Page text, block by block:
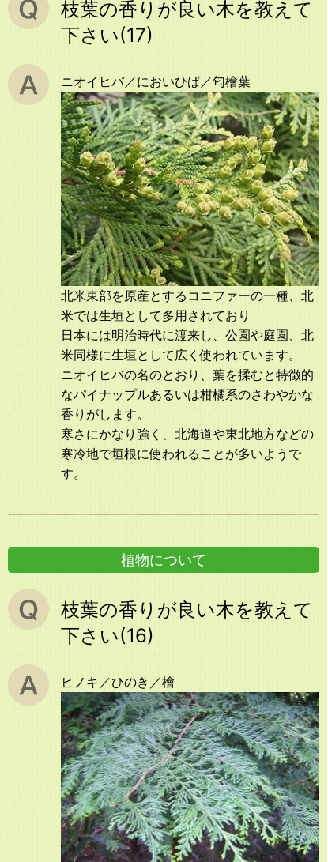
枝葉の香りが良い木を教えて
下さい(17)
ニオイヒバ／においひば／匂檜葉
北米東部を原産とするコニファーの一種、北
米では生垣として多用されており
日本には明治時代に渡来し、公園や庭園、北
米同様に生垣として広く使われています。
ニオイヒバの名のとおり、葉を揉むと特徴的
なパイナップルあるいは柑橘系のさわやかな
香りがします。
寒さにかなり強く、北海道や東北地方などの
寒冷地で垣根に使われることが多いようで
す。
植物について
枝葉の香りが良い木を教えて
下さい(16)
ヒノキ／ひのき／檜